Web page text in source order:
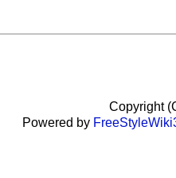
Copyright
Powered by